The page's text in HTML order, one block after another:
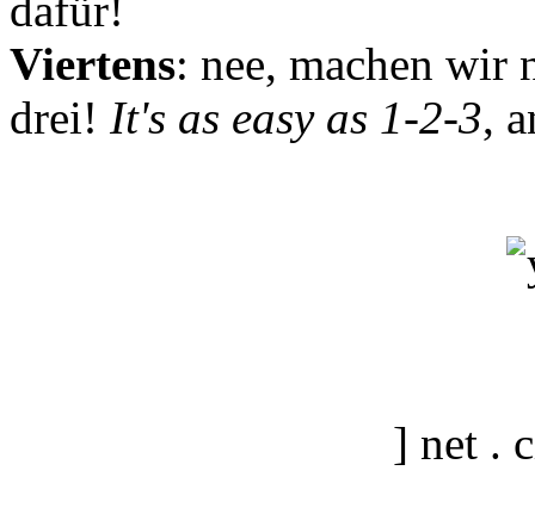
Viertens: nee, machen wir
drei! It's as easy as 1-2-3,
] net .